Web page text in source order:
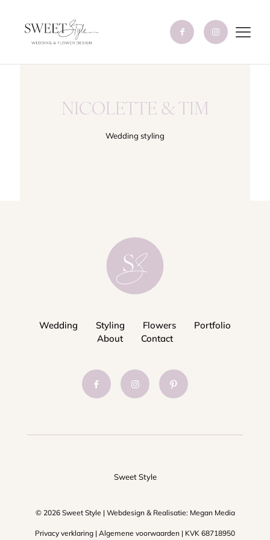
NICOLETTE & TIM
Wedding styling
Wedding Styling Flowers
Portfolio
About
Contact
Sweet Style
© 2026 Sweet Style | Webdesign & Realisatie: Megan Media
Privacy verklaring | Algemene voorwaarden | KVK 68718950